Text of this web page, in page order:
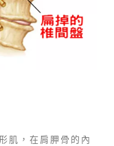
肌，在肩胛骨的內